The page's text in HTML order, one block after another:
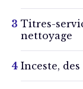
Titres-
nettoyage
Inceste,